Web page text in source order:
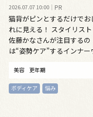
2026.07.07 10:00 PR
猫背がピンとするだけでお
れに見える！ スタイリスト
佐藤かなさんが注目するの
は“姿勢ケア”するインナー
美容 更年期
ボディケア 悩み